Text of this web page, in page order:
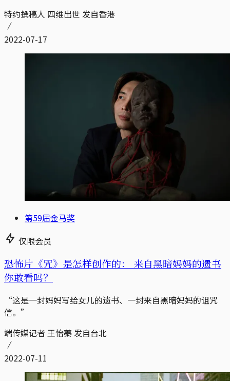
特约撰稿人 四维出世 发自香港
2022-07-17
第59届金马奖
仅限会员
恐怖片《咒》是怎样创作的： 来自黑暗妈妈的遗书
你敢看吗？
“这是一封妈妈写给女儿的遗书、一封来自黑暗妈妈的诅咒
信。”
端传媒记者 王怡蓁 发自台北
2022-07-11